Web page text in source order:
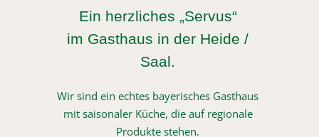
Ein herzliches „Servus“
im Gasthaus in der Heide /
Saal.
Wir sind ein echtes bayerisches Gasthaus
mit saisonaler Küche, die auf regionale
Produkte stehen.